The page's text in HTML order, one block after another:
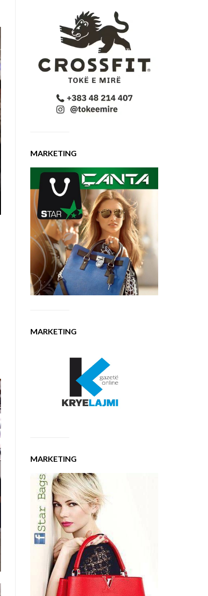
MARKETING
MARKETING
MARKETING